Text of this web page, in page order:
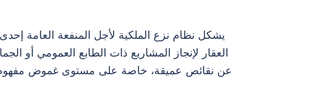
يشكل نظام نزع الملكية لأجل المنفعة العامة إحدى
عن نقائص عميقة، خاصة على مستوى غموض مفهوم